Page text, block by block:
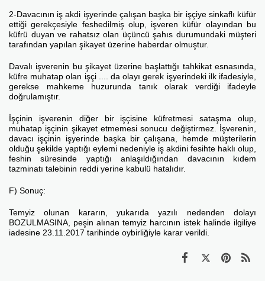
2-Davacının iş akdi işyerinde çalışan başka bir işçiye sinkaflı küfür
ettiği gerekçesiyle feshedilmiş olup, işveren küfür olayından bu
küfrü duyan ve rahatsız olan üçüncü şahıs durumundaki müşteri
tarafından yapılan şikayet üzerine haberdar olmuştur.
Davalı işverenin bu şikayet üzerine başlattığı tahkikat esnasında,
küfre muhatap olan işçi .... da olayı gerek işyerindeki ilk ifadesiyle,
gerekse mahkeme huzurunda tanık olarak verdiği ifadeyle
doğrulamıştır.
İşçinin işverenin diğer bir işçisine küfretmesi sataşma olup,
muhatap işçinin şikayet etmemesi sonucu değiştirmez. İşverenin,
davacı işçinin işyerinde başka bir çalışana, hemde müşterilerin
olduğu şekilde yaptığı eylemi nedeniyle iş akdini fesihte haklı olup,
feshin süresinde yaptığı anlaşıldığından davacının kıdem
tazminatı talebinin reddi yerine kabulü hatalıdır.
F) Sonuç:
Temyiz olunan kararın, yukarıda yazılı nedenden dolayı
BOZULMASINA, peşin alınan temyiz harcının istek halinde ilgiliye
iadesine 23.11.2017 tarihinde oybirliğiyle karar verildi.